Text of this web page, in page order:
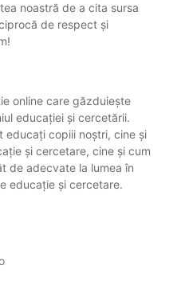
noastră de a cita sursa
de respect și
online care găzduiește
educației și cercetării.
educați copiii noștri, cine și
și cercetare, cine și cum
de adecvate la lumea în
educație și cercetare.